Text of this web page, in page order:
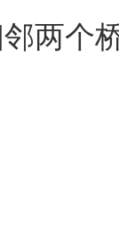
两个